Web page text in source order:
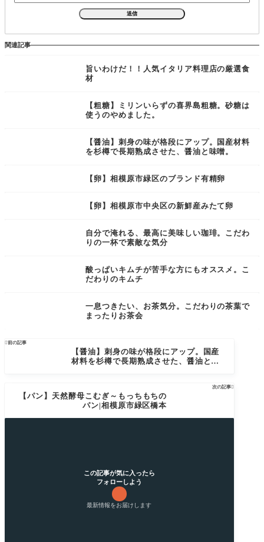
関連記事
旨いわけだ！！人気イタリア料理店の厳選食
材
【粗糖】ミリンいらずの喜界島粗糖。砂糖は
使うのやめました。
【醤油】刺身の味が格段にアップ。国産材料
を杉樽で長期熟成させた、醤油と味噌。
【卵】相模原市緑区のブランド有精卵
【卵】相模原市中央区の新鮮産みたて卵
自分で淹れる、最高に美味しい珈琲。こだわ
りの一杯で素敵な気分
酸っぱいキムチが苦手な方にもオススメ。こ
だわりのキムチ
一息つきたい、お茶気分。こだわりの茶葉で
まったりお茶会
前の記事
【醤油】刺身の味が格段にアップ。国産
材料を杉樽で長期熟成させた、醤油と味
次の記事
【パン】天然酵母こむぎ～もっちもちの
パン|相模原市緑区橋本
この記事が気に入ったら
フォローしよう
最新情報をお届けします